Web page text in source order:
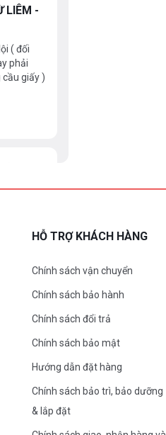
LIÊM -
( đối
phải
giấy )
-
HỖ TRỢ KHÁCH HÀNG
Chính sách vận chuyển
Chính sách bảo hành
Chính sách đổi trả
Chính sách bảo mật
Hướng dẫn đặt hàng
Chính sách bảo trì, bảo dưỡng
& lắp đặt